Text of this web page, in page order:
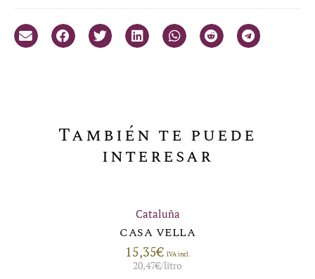
También te puede
interesar
Cataluña
CASA VELLA
15,35€ IVA incl.
20,47€/litro